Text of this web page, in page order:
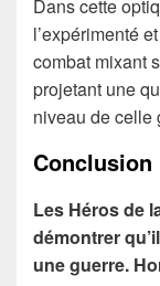
Dans cette
l’expérimenté
combat mixant
projetant une
niveau de celle
Conclusion
Les Héros de
démontrer
une guerre.